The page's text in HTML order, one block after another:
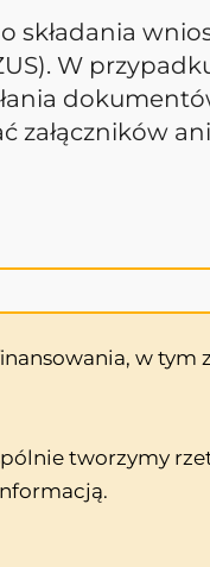
składania
W
załączników
w tym
tworzymy